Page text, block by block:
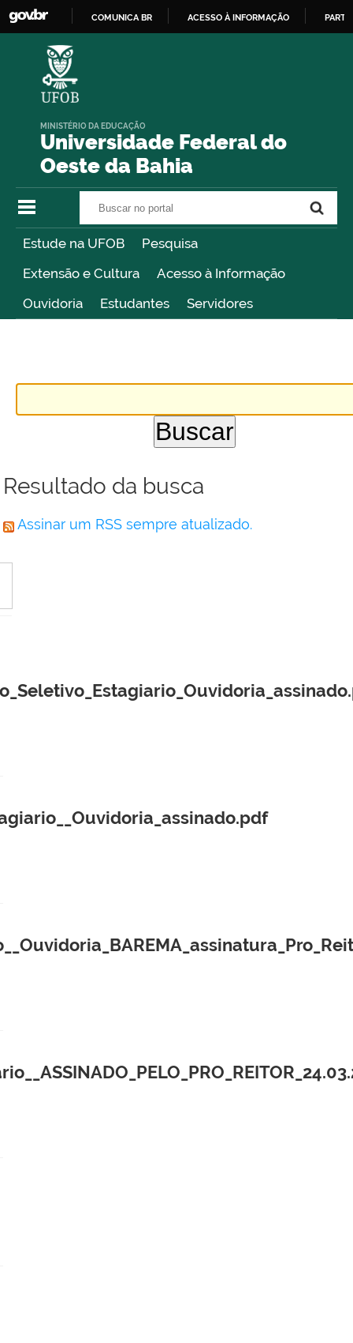
COMUNICA BR ACESSO À INFORMAÇÃO
Universidade Federal do
Oeste da Bahia
MINISTÉRIO DA EDUCAÇÃO
Estude na UFOB
Pesquisa
Extensão e Cultura
Acesso à Informação
Ouvidoria
Estudantes Servidores
Resultado da busca
Assinar um RSS sempre atualizado.